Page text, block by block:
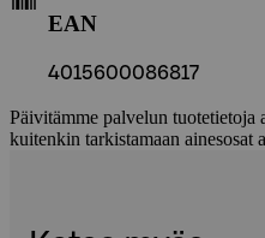
EAN
4015600086817
Päivitämme palvelun tuotetietoja
kuitenkin tarkistamaan ainesosat